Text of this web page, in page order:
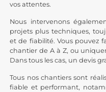
vos attentes.
Nous intervenons
projets plus techniques,
et de fiabilité. Vous pouvez
chantier de A à Z, ou
Dans tous les cas, un devis
Tous nos chantiers sont
fiable et performant,